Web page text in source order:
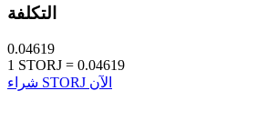
التكلفة
0.04619
1 STORJ = 0.04619
شراء STORJ الآن